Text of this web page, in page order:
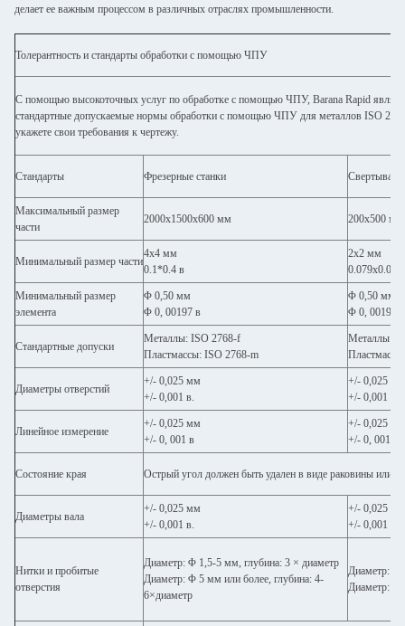
делает ее важным процессом в различных отраслях промышленности.
Толерантность и стандарты обработки с помощью ЧПУ
С помощью высокоточных услуг по обработке с помощью ЧПУ, Barana Rapid
стандартные допускаемые нормы обработки с помощью ЧПУ для металлов ISO
укажете свои требования к чертежу.
Стандарты Фрезерные станки
Максимальный размер
части
2000x1500x600 мм 200х500 мм
Минимальный размер части
4х4 мм
0.1*0.4 в
2х2 мм
0.079x0.079
Минимальный размер
элемента
Φ 0,50 мм
Φ 0, 00197 в
Φ 0,50 мм
Φ 0, 00197 в
Стандартные допуски
Металлы: ISO 2768-f
Пластмассы: ISO 2768-m
Металлы:
Диаметры отверстий
+/- 0,025 мм
+/- 0,001 в.
+/- 0,025 мм
+/- 0,001 в.
Линейное измерение
+/- 0,025 мм
+/- 0, 001 в
+/- 0,025 мм
+/- 0, 001 в
Состояние края Острый угол должен быть удален в виде раковины или
Диаметры вала
+/- 0,025 мм
+/- 0,001 в.
+/- 0,025 мм
+/- 0,001 в.
Нитки и пробитые
отверстия
Диаметр: Φ 1,5-5 мм, глубина: 3 × диаметр
Диаметр: Φ 5 мм или более, глубина: 4-
6×диаметр
Диаметр: Φ
Диаметр: Φ